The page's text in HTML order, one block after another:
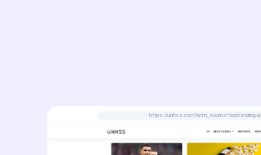
https://unhss.com?utm_source=toptrending-ai